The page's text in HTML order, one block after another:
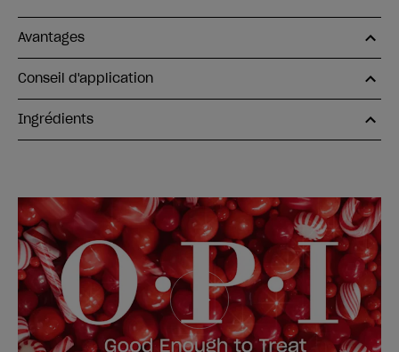
Avantages
Conseil d'application
Ingrédients